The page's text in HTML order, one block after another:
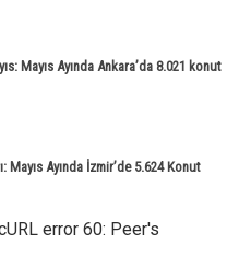
Mayıs Ayında Ankara’da 8.021 konut
Mayıs Ayında İzmir’de 5.624 Konut
error 60: Peer's